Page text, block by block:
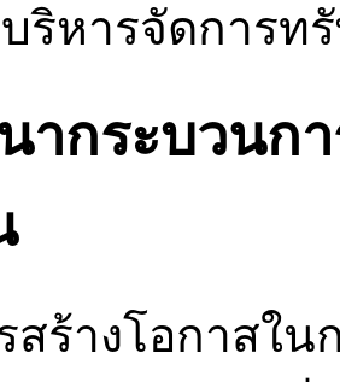
ริหารจัดการท
ากระบวนก
สร้างโอกาสใ